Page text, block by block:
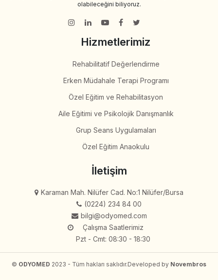
olabileceğini biliyoruz.
Hizmetlerimiz
Rehabilitatif Değerlendirme
Erken Müdahale Terapi Programı
Özel Eğitim ve Rehabilitasyon
Aile Eğitimi ve Psikolojik Danışmanlık
Grup Seans Uygulamaları
Özel Eğitim Anaokulu
İletişim
Karaman Mah. Nilüfer Cad. No:1 Nilüfer/Bursa
(0224) 234 84 00
bilgi@odyomed.com
Çalışma Saatlerimiz
Pzt - Cmt: 08:30 - 18:30
© ODYOMED 2023 - Tüm hakları saklıdır.Developed by Novembros